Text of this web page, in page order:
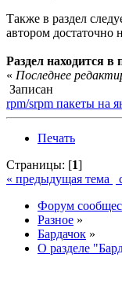
Также в раздел
автором достаточно
Раздел находится
« Последнее
Записан
rpm/srpm пакеты на
Печать
Страницы: [1]
« предыдущая тема
Форум
Разное »
Бардачок »
О разделе